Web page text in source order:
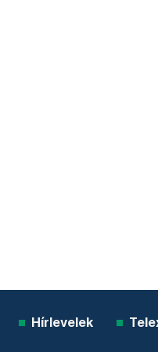
Hírlevelek